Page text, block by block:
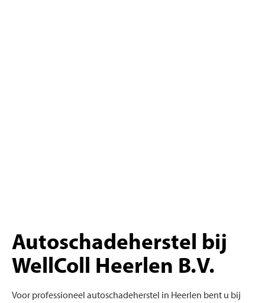
Autoschadeherstel bij
WellColl Heerlen B.V.
Voor professioneel autoschadeherstel in Heerlen bent u bij